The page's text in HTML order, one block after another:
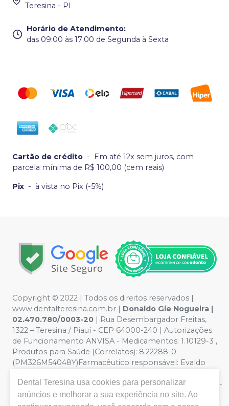
Teresina - PI
Horário de Atendimento:
das 09:00 às 17:00 de Segunda à Sexta
Cartão de crédito - Em até 12x sem juros, com
parcela mínima de R$ 100,00 (cem reais)
Pix - à vista no Pix (-5%)
Copyright © 2022 | Todos os direitos reservados |
www.dentalteresina.com.br | Donaldo Gie Nogueira |
02.470.780/0003-20 | Rua Desembargador Freitas,
1322 – Teresina / Piauí - CEP 64000-240 | Autorizações
de Funcionamento ANVISA - Medicamentos: 1.10129-3 ,
Produtos para Saúde (Correlatos): 8.22288-0
(PM326M54048Y)Farmacêutico responsável: Evaldo
Privacidade e Segurança - Fotos meramente ilustrativas -
Os preços e condições da loja virtual estão sujeitos a
Dental Teresina usa cookies para personalizar
anúncios e melhorar a sua experiência no site. Ao